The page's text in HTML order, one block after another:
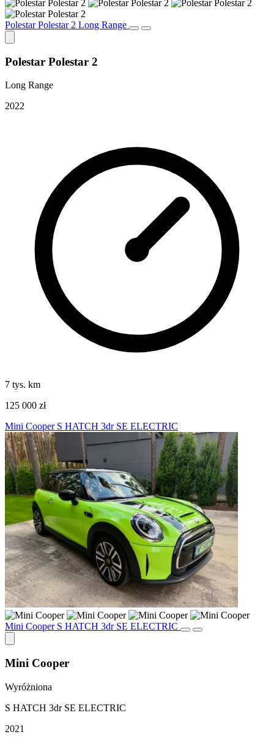
Polestar Polestar 2 Long Range
Polestar Polestar 2
Long Range
2022
7 tys. km
125 000 zł
Mini Cooper S HATCH 3dr SE ELECTRIC
Mini Cooper S HATCH 3dr SE ELECTRIC
Mini Cooper
Wyróżniona
S HATCH 3dr SE ELECTRIC
2021